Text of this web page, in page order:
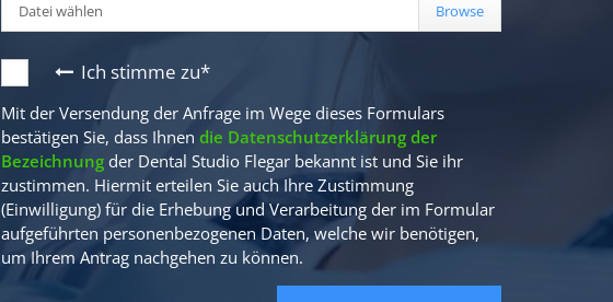
Datei wählen
Ich stimme zu*
Mit der Versendung der Anfrage im Wege dieses Formulars
bestätigen Sie, dass Ihnen die Datenschutzerklärung der
Bezeichnung der Dental Studio Flegar bekannt ist und Sie ihr
zustimmen. Hiermit erteilen Sie auch Ihre Zustimmung
(Einwilligung) für die Erhebung und Verarbeitung der im Formular
aufgeführten personenbezogenen Daten, welche wir benötigen,
um Ihrem Antrag nachgehen zu können.